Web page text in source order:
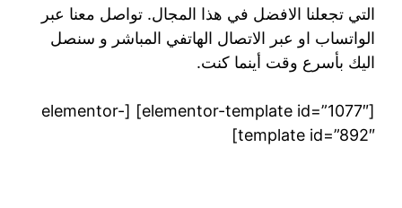
التي تجعلنا الافضل في هذا المجال. تواصل معنا عبر
الواتساب او عبر الاتصال الهاتفي المباشر و سنصل
اليك بأسرع وقت أينما كنت.
[elementor-template id=”1077″] [elementor-
template id=”892″]